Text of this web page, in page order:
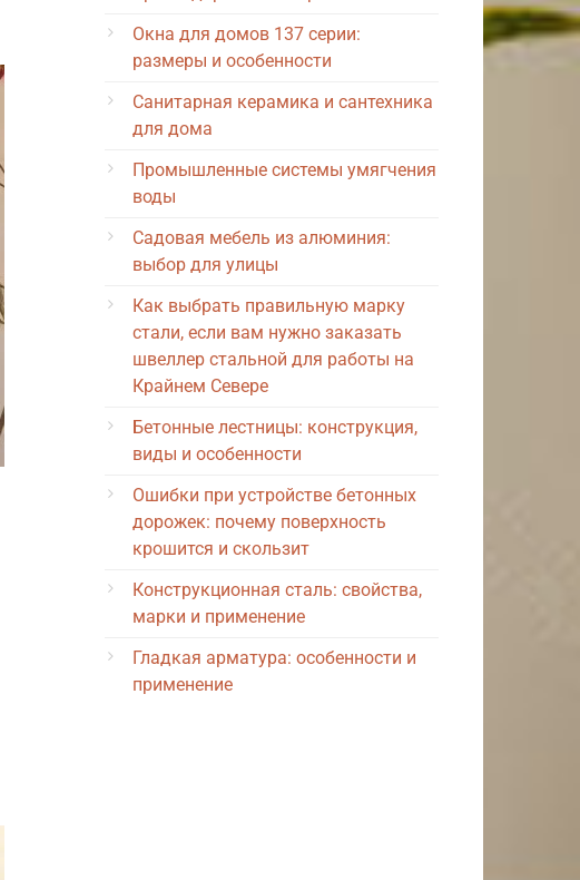
Окна для домов 137 серии:
размеры и особенности
Санитарная керамика и сантехника
для дома
Промышленные системы умягчения
воды
Садовая мебель из алюминия:
выбор для улицы
Как выбрать правильную марку
стали, если вам нужно заказать
швеллер стальной для работы на
Крайнем Севере
Бетонные лестницы: конструкция,
виды и особенности
Ошибки при устройстве бетонных
дорожек: почему поверхность
крошится и скользит
Конструкционная сталь: свойства,
марки и применение
Гладкая арматура: особенности и
применение